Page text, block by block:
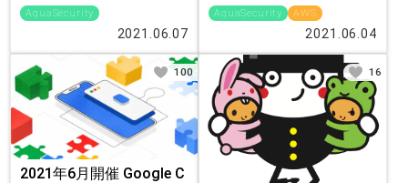
AquaSecurity
2021.06.07
AquaSecurity AWS
2021.06.04
2021年6月開催 Google C
100 16